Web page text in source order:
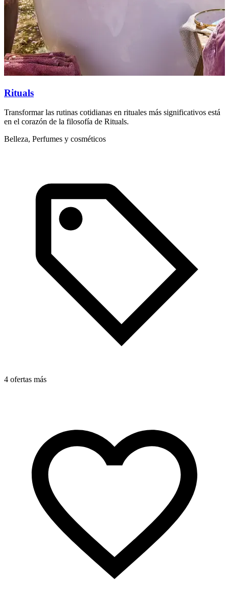
Rituals
Transformar las rutinas cotidianas en rituales más significativos está
en el corazón de la filosofía de Rituals.
Belleza, Perfumes y cosméticos
4 ofertas más